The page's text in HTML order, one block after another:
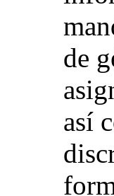
de
así